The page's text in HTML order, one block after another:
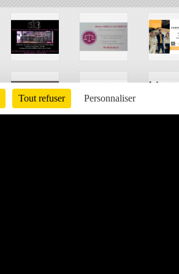
Tout refuser Personnaliser